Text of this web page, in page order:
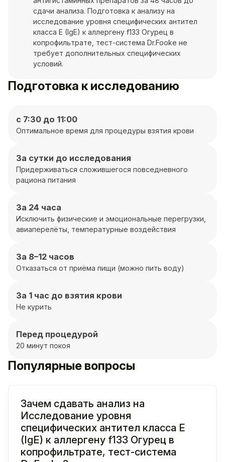
сдачи анализа. Подготовка к анализу на
исследование уровня специфических антител
класса E (IgE) к аллергену f133 Огурец в
копрофильтрате, тест-система Dr.Fooke не
требует дополнительных специфических
условий.
Подготовка к исследованию
с 7:30 до 11:00
Оптимальное время для процедуры взятия крови
За сутки до исследования
Придерживаться сложившегося повседневного
рациона питания
За 24 часа
Исключить физические и эмоциональные перегрузки,
авиаперелёты, температурные воздействия
За 8–12 часов
Отказаться от приёма пищи (можно пить воду)
За 1 час до взятия крови
Не курить
Перед процедурой
20 минут покоя
Популярные вопросы
Зачем сдавать анализ на
Исследование уровня
специфических антител класса E
(IgE) к аллергену f133 Огурец в
копрофильтрате, тест-система